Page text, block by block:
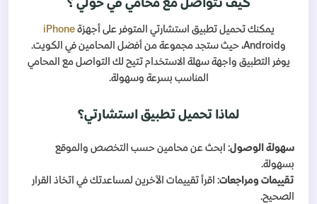
كيف تتواصل مع محامي في حولي ؟
يمكنك تحميل تطبيق استشارتي المتوفر على أجهزةiPhone
وAndroid
، حيث ستجد مجموعة من أفضل المحامين في الكويت.
يوفر التطبيق واجهة سهلة الاستخدام تتيح لك التواصل مع المحامي
المناسب بسرعة وسهولة.
لماذا تحميل تطبيق استشارتي؟
سهولة الوصول: ابحث عن محامين حسب التخصص والموقع
بسهولة.
تقييمات ومراجعات: اقرأ تقييمات الآخرين لمساعدتك في اتخاذ القرار
الصحيح.